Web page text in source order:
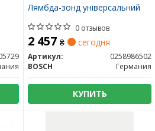
Лямбда-зонд універсальний
0 отзывов
2 457 ₴ сегодня
Артикул:
0258986502
BOSCH
Германия
КУПИТЬ